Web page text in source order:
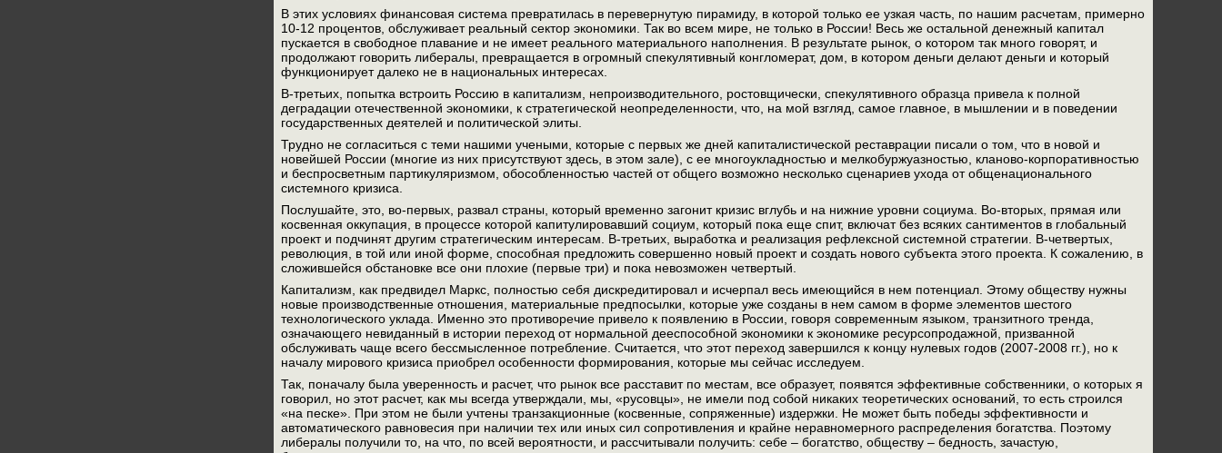
В этих условиях финансовая система превратилась в перевернутую пирамиду, в которой только ее узкая часть, по нашим расчетам, примерно
10-12 процентов, обслуживает реальный сектор экономики. Так во всем мире, не только в России! Весь же остальной денежный капитал
пускается в свободное плавание и не имеет реального материального наполнения. В результате рынок, о котором так много говорят, и
продолжают говорить либералы, превращается в огромный спекулятивный конгломерат, дом, в котором деньги делают деньги и который
функционирует далеко не в национальных интересах.
В-третьих, попытка встроить Россию в капитализм, непроизводительного, ростовщически, спекулятивного образца привела к полной
деградации отечественной экономики, к стратегической неопределенности, что, на мой взгляд, самое главное, в мышлении и в поведении
государственных деятелей и политической элиты.
Трудно не согласиться с теми нашими учеными, которые с первых же дней капиталистической реставрации писали о том, что в новой и
новейшей России (многие из них присутствуют здесь, в этом зале), с ее многоукладностью и мелкобуржуазностью, кланово-корпоративностью
и беспросветным партикуляризмом, обособленностью частей от общего возможно несколько сценариев ухода от общенационального
системного кризиса.
Послушайте, это, во-первых, развал страны, который временно загонит кризис вглубь и на нижние уровни социума. Во-вторых, прямая или
косвенная оккупация, в процессе которой капитулировавший социум, который пока еще спит, включат без всяких сантиментов в глобальный
проект и подчинят другим стратегическим интересам. В-третьих, выработка и реализация рефлексной системной стратегии. В-четвертых,
революция, в той или иной форме, способная предложить совершенно новый проект и создать нового субъекта этого проекта. К сожалению, в
сложившейся обстановке все они плохие (первые три) и пока невозможен четвертый.
Капитализм, как предвидел Маркс, полностью себя дискредитировал и исчерпал весь имеющийся в нем потенциал. Этому обществу нужны
новые производственные отношения, материальные предпосылки, которые уже созданы в нем самом в форме элементов шестого
технологического уклада. Именно это противоречие привело к появлению в России, говоря современным языком, транзитного тренда,
означающего невиданный в истории переход от нормальной дееспособной экономики к экономике ресурсопродажной, призванной
обслуживать чаще всего бессмысленное потребление. Считается, что этот переход завершился к концу нулевых годов (2007-2008 гг.), но к
началу мирового кризиса приобрел особенности формирования, которые мы сейчас исследуем.
Так, поначалу была уверенность и расчет, что рынок все расставит по местам, все образует, появятся эффективные собственники, о которых я
говорил, но этот расчет, как мы всегда утверждали, мы, «русовцы», не имели под собой никаких теоретических оснований, то есть строился
«на песке». При этом не были учтены транзакционные (косвенные, сопряженные) издержки. Не может быть победы эффективности и
автоматического равновесия при наличии тех или иных сил сопротивления и крайне неравномерного распределения богатства. Поэтому
либералы получили то, на что, по всей вероятности, и рассчитывали получить: себе – богатство, обществу – бедность, зачастую,